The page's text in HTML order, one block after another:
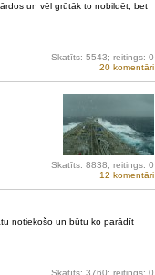
un vēl grūtāk to nobildēt, bet
Skatīts: 5543; reitings: 0
20 komentāri
Skatīts: 8838; reitings: 0
12 komentāri
notiekošo un būtu ko parādīt
Skatīts: 3760; reitings: 0